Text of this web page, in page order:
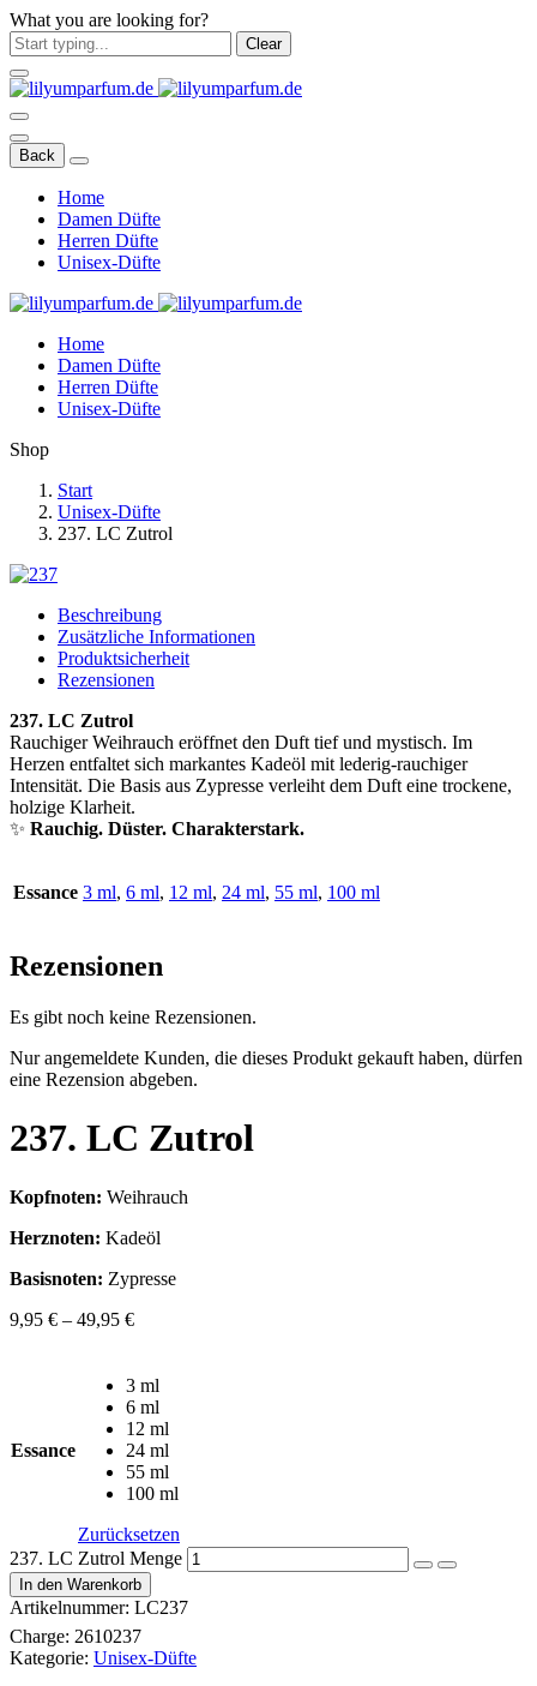
What you are looking for?
Clear
Back
Home
Damen Düfte
Herren Düfte
Unisex-Düfte
Home
Damen Düfte
Herren Düfte
Unisex-Düfte
Shop
Start
Unisex-Düfte
237. LC Zutrol
Beschreibung
Zusätzliche Informationen
Produktsicherheit
Rezensionen
237. LC Zutrol
Rauchiger Weihrauch eröffnet den Duft tief und mystisch. Im
Herzen entfaltet sich markantes Kadeöl mit lederig-rauchiger
Intensität. Die Basis aus Zypresse verleiht dem Duft eine trockene,
holzige Klarheit.
✨ Rauchig. Düster. Charakterstark.
Essance 3 ml, 6 ml, 12 ml, 24 ml, 55 ml, 100 ml
Rezensionen
Es gibt noch keine Rezensionen.
Nur angemeldete Kunden, die dieses Produkt gekauft haben, dürfen
eine Rezension abgeben.
237. LC Zutrol
Kopfnoten: Weihrauch
Herznoten: Kadeöl
Basisnoten: Zypresse
9,95 € – 49,95 €
Essance
3 ml
6 ml
12 ml
24 ml
55 ml
100 ml
Zurücksetzen
237. LC Zutrol Menge
In den Warenkorb
Artikelnummer: LC237
Charge: 2610237
Kategorie: Unisex-Düfte